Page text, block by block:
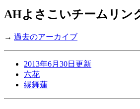
AHよさこいチームリン
→ 過去のアーカイブ
2013年6月30日更新
六花
縁舞蓮